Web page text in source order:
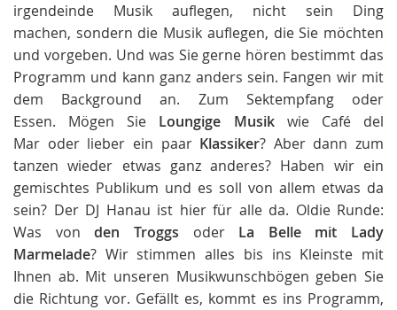
irgendeinde Musik auflegen, nicht sein Ding
machen, sondern die Musik auflegen, die Sie möchten
und vorgeben. Und was Sie gerne hören bestimmt das
Programm und kann ganz anders sein. Fangen wir mit
dem Background an. Zum Sektempfang oder
Essen. Mögen Sie Loungige Musik wie Café del
Mar oder lieber ein paar Klassiker? Aber dann zum
tanzen wieder etwas ganz anderes? Haben wir ein
gemischtes Publikum und es soll von allem etwas da
sein? Der DJ Hanau ist hier für alle da. Oldie Runde:
Was vonden Troggs oder La Belle mit Lady
Marmelade? Wir stimmen alles bis ins Kleinste mit
Ihnen ab. Mit unseren Musikwunschbögen geben Sie
die Richtung vor. Gefällt es, kommt es ins Programm,